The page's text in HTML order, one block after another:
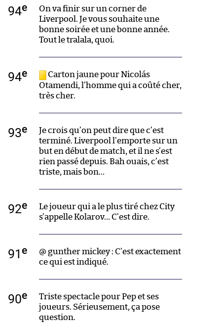
94e
On va finir sur un corner de
Liverpool. Je vous souhaite une
bonne soirée et une bonne année.
Tout le tralala, quoi.
94e
Carton jaune pour Nicolás
Otamendi, l’homme qui a coûté cher,
très cher.
93e
Je crois qu’on peut dire que c’est
terminé. Liverpool l’emporte sur un
but en début de match, et il ne s’est
rien passé depuis. Bah ouais, c’est
triste, mais bon…
92e
Le joueur qui a le plus tiré chez City
s’appelle Kolarov… C’est dire.
91 e
@ gunther mickey : C’est exactement
ce qui est indiqué.
90e
Triste spectacle pour Pep et ses
joueurs. Sérieusement, ça pose
question.